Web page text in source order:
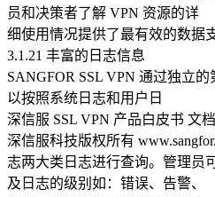
员和决策者了解 VPN 资源的详
细使用情况提供了最有效的数据
3.1.21 丰富的日志信息
SANGFOR SSL VPN 通过独立
以按照系统日志和用户日
深信服 SSL VPN 产品白皮书 文
深信服科技版权所有
志两大类日志进行查询。管理员
及日志的级别如：错误、告警、